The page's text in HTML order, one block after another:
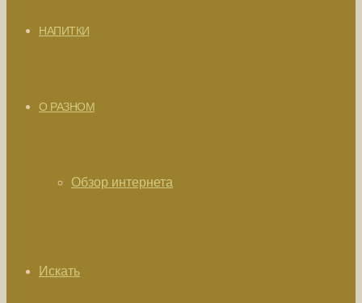
НАПИТКИ
О РАЗНОМ
Обзор интернета
Искать